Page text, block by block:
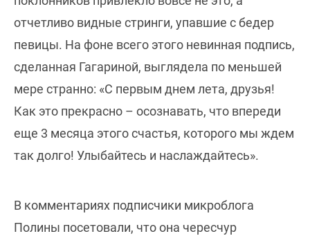
отчетливо видные стринги, упавшие с бедер
певицы. На фоне всего этого невинная подпись,
сделанная Гагариной, выглядела по меньшей
мере странно: «С первым днем лета, друзья!
Как это прекрасно – осознавать, что впереди
еще 3 месяца этого счастья, которого мы ждем
так долго! Улыбайтесь и наслаждайтесь».
В комментариях подписчики микроблога
Полины посетовали, что она чересчур